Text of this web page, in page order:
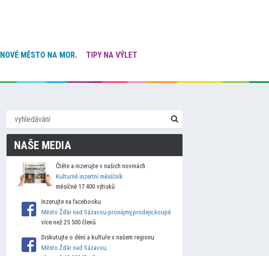
NOVÉ MĚSTO NA MOR.
TIPY NA VÝLET
NAŠE MEDIA
Čtěte a inzerujte v našich novinách
Kulturně inzertní měsíčník
měsíčně 17 400 výtisků
Inzerujte na facebooku
Město Žďár nad Sázavou-pronájmy,prodeje,koupě
více než 25 500 členů
Diskutujte o dění a kultuře v našem regionu
Město Žďár nad Sázavou